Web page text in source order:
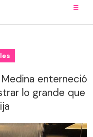
enterneció
lo grande que